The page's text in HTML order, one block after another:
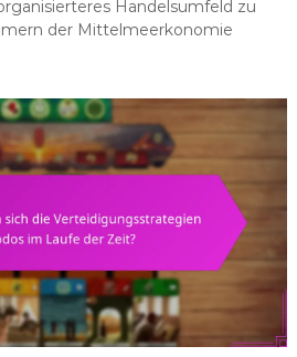
Handelsumfeld zu
der Mittelmeerkonomie